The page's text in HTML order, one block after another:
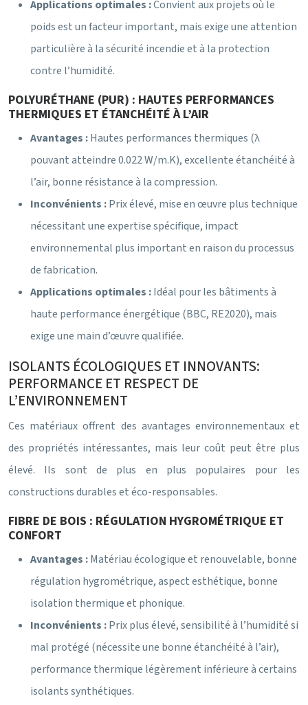
Applications optimales :Convient aux projets où le
poids est un facteur important, mais exige une attention
particulière à la sécurité incendie et à la protection
contre l’humidité.
POLYURÉTHANE (PUR) : HAUTES PERFORMANCES
THERMIQUES ET ÉTANCHÉITÉ À L’AIR
Avantages :Hautes performances thermiques (λ
pouvant atteindre 0.022 W/m.K), excellente étanchéité à
l’air, bonne résistance à la compression.
Inconvénients :Prix élevé, mise en œuvre plus technique
nécessitant une expertise spécifique, impact
environnemental plus important en raison du processus
de fabrication.
Applications optimales :Idéal pour les bâtiments à
haute performance énergétique (BBC, RE2020), mais
exige une main d’œuvre qualifiée.
ISOLANTS ÉCOLOGIQUES ET INNOVANTS:
PERFORMANCE ET RESPECT DE
L’ENVIRONNEMENT
Ces matériaux offrent des avantages environnementaux et
des propriétés intéressantes, mais leur coût peut être plus
élevé. Ils sont de plus en plus populaires pour les
constructions durables et éco-responsables.
FIBRE DE BOIS : RÉGULATION HYGROMÉTRIQUE ET
CONFORT
Avantages :Matériau écologique et renouvelable, bonne
régulation hygrométrique, aspect esthétique, bonne
isolation thermique et phonique.
Inconvénients :Prix plus élevé, sensibilité à l’humidité si
mal protégé (nécessite une bonne étanchéité à l’air),
performance thermique légèrement inférieure à certains
isolants synthétiques.